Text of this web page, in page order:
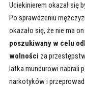
Uciekinierem okazał się
Po sprawdzeniu
okazało się, że nie ma
poszukiwany w celu
wolności za
latka mundurowi nabrali
narkotyków i